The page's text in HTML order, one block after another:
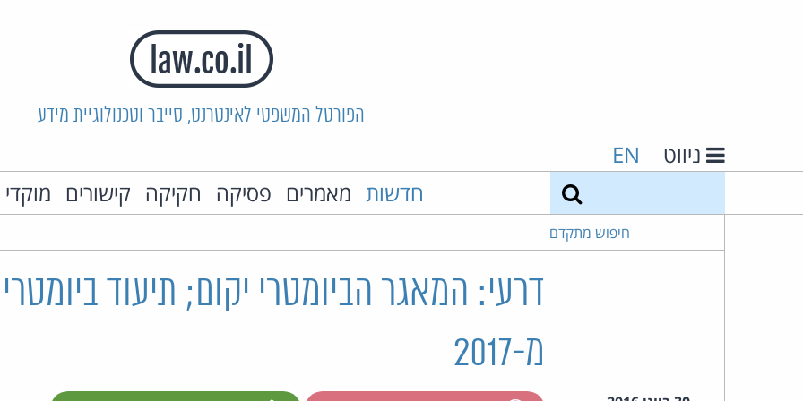
הפורטל המשפטי לאינטרנט, סייבר וטכנולוגיית מידע
ניווט EN
חדשות מאמרים פסיקה חקיקה קישורים
חיפוש מתקדם
דרעי: המאגר הביומטרי יקום; תיעוד
מ-2017